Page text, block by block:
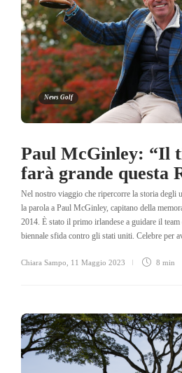
News Golf
Paul McGinley: “Il
farà grande questa
Nel nostro viaggio che ripercorre la storia degli
la parola a Paul McGinley, capitano della
2014. È stato il primo irlandese a guidare il
biennale sfida contro gli stati uniti. Celebre per
Chiara Sampo 11 Maggio 2023 8 min